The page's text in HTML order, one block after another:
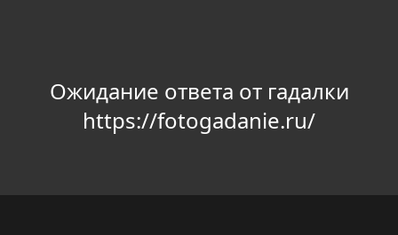
Ожидание ответа от гадалки
https://fotogadanie.ru/